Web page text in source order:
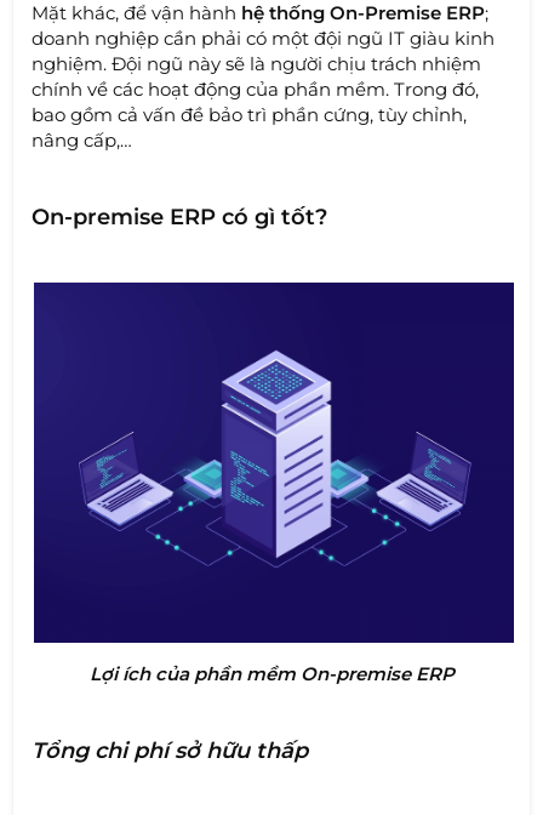
Mặt khác, để vận hành hệ thống On-Premise ERP;
doanh nghiệp cần phải có một đội ngũ IT giàu kinh
nghiệm. Đội ngũ này sẽ là người chịu trách nhiệm
chính về các hoạt động của phần mềm. Trong đó,
bao gồm cả vấn đề bảo trì phần cứng, tùy chỉnh,
nâng cấp,…
On-premise ERP có gì tốt?
Lợi ích của phần mềm On-premise ERP
Tổng chi phí sở hữu thấp